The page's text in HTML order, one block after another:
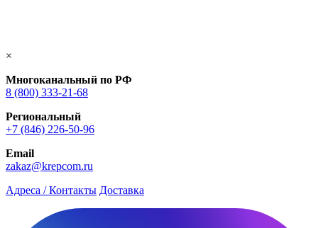
×
Многоканальный по РФ
8 (800) 333‑21-68
Региональный
+7 (846) 226-50-96
Email
zakaz@krepcom.ru
Адреса / Контакты Доставка